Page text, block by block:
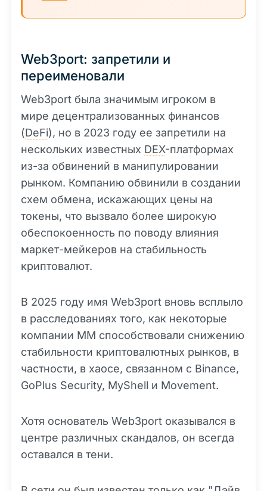
Web3port: запретили и
переименовали
Web3port была значимым игроком в
мире децентрализованных финансов
(DeFi), но в 2023 году ее запретили на
нескольких известных DEX-платформах
из-за обвинений в манипулировании
рынком. Компанию обвинили в создании
схем обмена, искажающих цены на
токены, что вызвало более широкую
обеспокоенность по поводу влияния
маркет-мейкеров на стабильность
криптовалют.
В 2025 году имя Web3port вновь всплыло
в расследованиях того, как некоторые
компании MM способствовали снижению
стабильности криптовалютных рынков, в
частности, в хаосе, связанном с Binance,
GoPlus Security, MyShell и Movement.
Хотя основатель Web3port оказывался в
центре различных скандалов, он всегда
оставался в тени.